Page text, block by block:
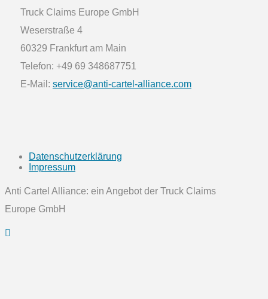
Truck Claims Europe GmbH
Weserstraße 4
60329 Frankfurt am Main
Telefon: +49 69 348687751
E-Mail: service@anti-cartel-alliance.com
Datenschutzerklärung
Impressum
Anti Cartel Alliance: ein Angebot der Truck Claims
Europe GmbH